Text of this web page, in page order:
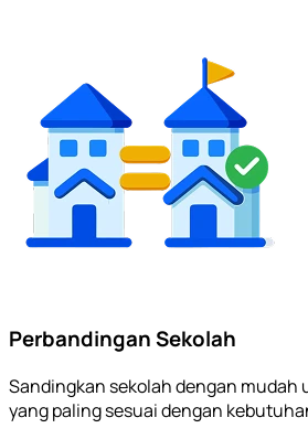
Perbandingan Sekolah
Sandingkan sekolah dengan mudah
yang paling sesuai dengan